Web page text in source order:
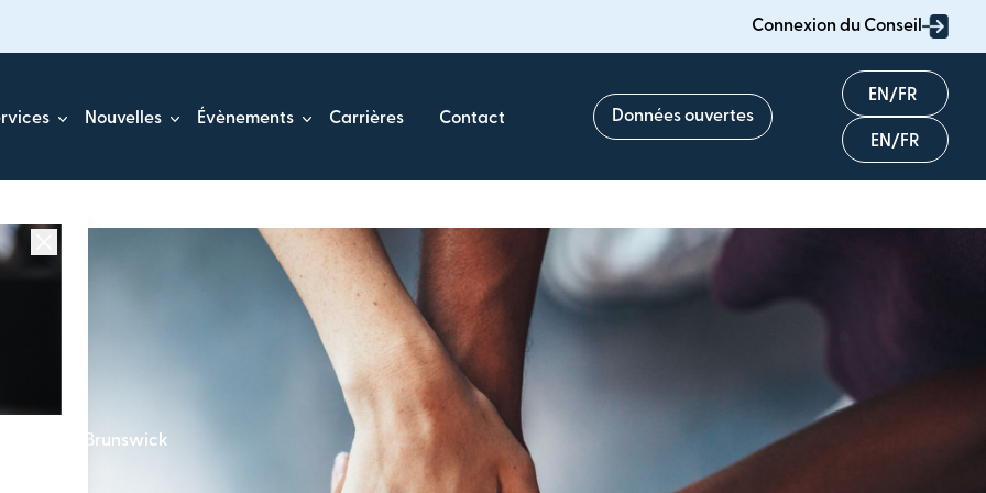
Connexion du Conseil
Nouvelles Évènements Carrières Contact Données ouvertes
English
Français
Nouveau-Brunswick